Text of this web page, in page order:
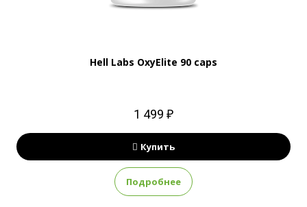
Hell Labs OxyElite 90 caps
1 499 ₽
Купить
Подробнее